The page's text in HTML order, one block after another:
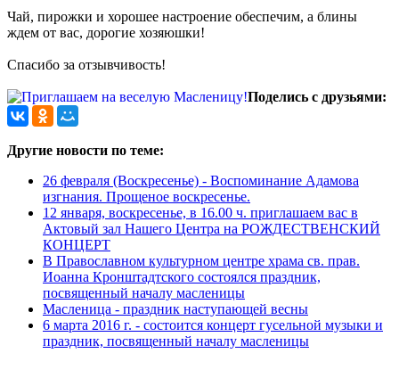
Чай, пирожки и хорошее настроение обеспечим, а блины
ждем от вас, дорогие хозяюшки!
Спасибо за отзывчивость!
Поделись с друзьями:
Другие новости по теме:
26 февраля (Воскресенье) - Воспоминание Адамова
изгнания. Прощеное воскресенье.
12 января, воскресенье, в 16.00 ч. приглашаем вас в
Актовый зал Нашего Центра на РОЖДЕСТВЕНСКИЙ
КОНЦЕРТ
В Православном культурном центре храма св. прав.
Иоанна Кронштадтского состоялся праздник,
посвященный началу масленицы
Масленица - праздник наступающей весны
6 марта 2016 г. - состоится концерт гусельной музыки и
праздник, посвященный началу масленицы